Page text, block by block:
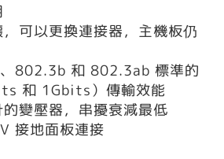
可以更換連接器，主機板仍
802.3b 和 802.3ab 標準的
和 1Gbits）傳輸效能
變壓器，串擾衰減最低
接地面板連接